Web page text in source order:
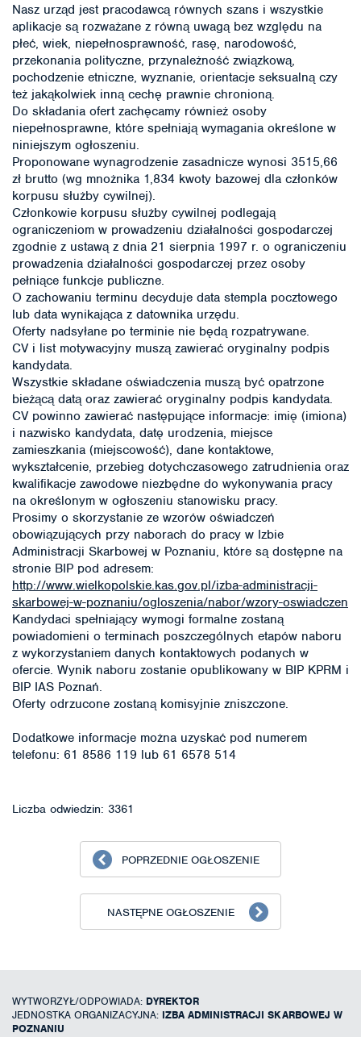
Nasz urząd jest pracodawcą równych szans i wszystkie
aplikacje są rozważane z równą uwagą bez względu na
płeć, wiek, niepełnosprawność, rasę, narodowość,
przekonania polityczne, przynależność związkową,
pochodzenie etniczne, wyznanie, orientacje seksualną czy
też jakąkolwiek inną cechę prawnie chronioną.
Do składania ofert zachęcamy również osoby
niepełnosprawne, które spełniają wymagania określone w
niniejszym ogłoszeniu.
Proponowane wynagrodzenie zasadnicze wynosi 3515,66
zł brutto (wg mnożnika 1,834 kwoty bazowej dla członków
korpusu służby cywilnej).
Członkowie korpusu służby cywilnej podlegają
ograniczeniom w prowadzeniu działalności gospodarczej
zgodnie z ustawą z dnia 21 sierpnia 1997 r. o ograniczeniu
prowadzenia działalności gospodarczej przez osoby
pełniące funkcje publiczne.
O zachowaniu terminu decyduje data stempla pocztowego
lub data wynikająca z datownika urzędu.
Oferty nadsyłane po terminie nie będą rozpatrywane.
CV i list motywacyjny muszą zawierać oryginalny podpis
kandydata.
Wszystkie składane oświadczenia muszą być opatrzone
bieżącą datą oraz zawierać oryginalny podpis kandydata.
CV powinno zawierać następujące informacje: imię (imiona)
i nazwisko kandydata, datę urodzenia, miejsce
zamieszkania (miejscowość), dane kontaktowe,
wykształcenie, przebieg dotychczasowego zatrudnienia oraz
kwalifikacje zawodowe niezbędne do wykonywania pracy
na określonym w ogłoszeniu stanowisku pracy.
Prosimy o skorzystanie ze wzorów oświadczeń
obowiązujących przy naborach do pracy w Izbie
Administracji Skarbowej w Poznaniu, które są dostępne na
stronie BIP pod adresem:
http://www.wielkopolskie.kas.gov.pl/izba-administracji-
skarbowej-w-poznaniu/ogloszenia/nabor/wzory-oswiadczen
Kandydaci spełniający wymogi formalne zostaną
powiadomieni o terminach poszczególnych etapów naboru
z wykorzystaniem danych kontaktowych podanych w
ofercie. Wynik naboru zostanie opublikowany w BIP KPRM i
BIP IAS Poznań.
Oferty odrzucone zostaną komisyjnie zniszczone.
Dodatkowe informacje można uzyskać pod numerem
telefonu: 61 8586 119 lub 61 6578 514
Liczba odwiedzin: 3361
POPRZEDNIE OGŁOSZENIE
NASTĘPNE OGŁOSZENIE
WYTWORZYŁ/ODPOWIADA: DYREKTOR
JEDNOSTKA ORGANIZACYJNA: IZBA ADMINISTRACJI SKARBOWEJ W
POZNANIU